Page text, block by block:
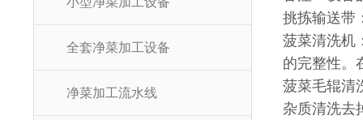
全套净菜加工设备
净菜加工流水线
挑拣输送带
菠菜清洗机
的完整性。
菠菜毛辊清
杂质清洗去